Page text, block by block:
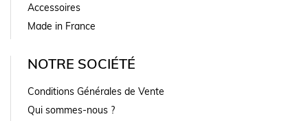
Accessoires
Made in France
NOTRE SOCIÉTÉ
Conditions Générales de Vente
Qui sommes-nous ?